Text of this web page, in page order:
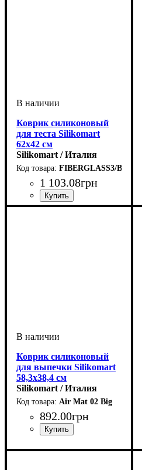
Коврик силиконовый
для теста Silikomart
62х42 см
Silikomart / Италия
FIBERGLASS3/B
1 103.08грн
Коврик силиконовый
для выпечки Silikomart
58,3х38,4 см
Silikomart / Италия
Air Mat 02 Big
892.00грн